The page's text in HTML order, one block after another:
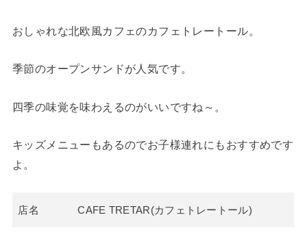
おしゃれな北欧風カフェのカフェトレートール。
季節のオープンサンドが人気です。
四季の味覚を味わえるのがいいですね～。
キッズメニューもあるのでお子様連れにもおすすめです
よ。
店名 CAFE TRETAR(カフェトレートール)